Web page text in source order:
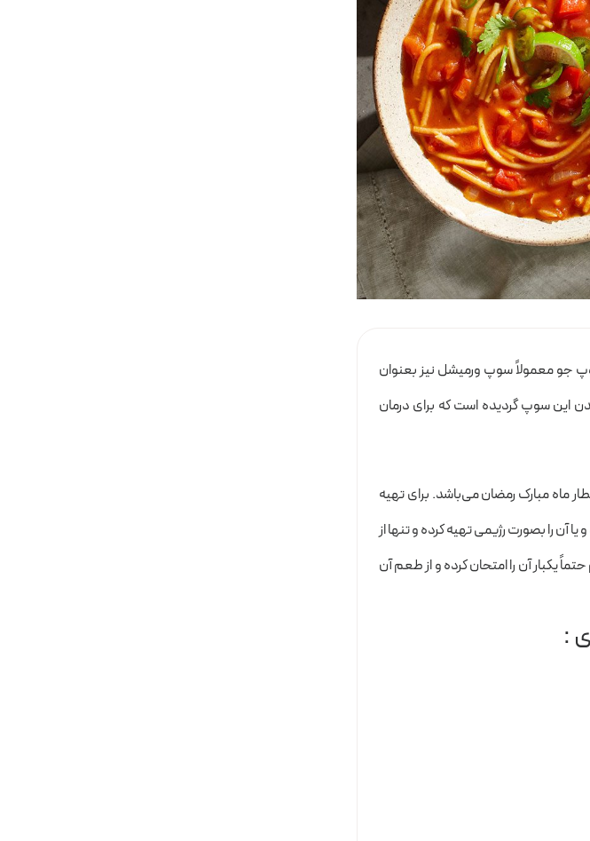
جو معمولاً سوپ ورمیشل نیز بعنوان
این سوپ گردیده است که برای درمان
ماه مبارک رمضان می‌باشد. برای تهیه
آن را بصورت رژیمی تهیه کرده و تنها از
یکبار آن را امتحان کرده و از طعم آن
: